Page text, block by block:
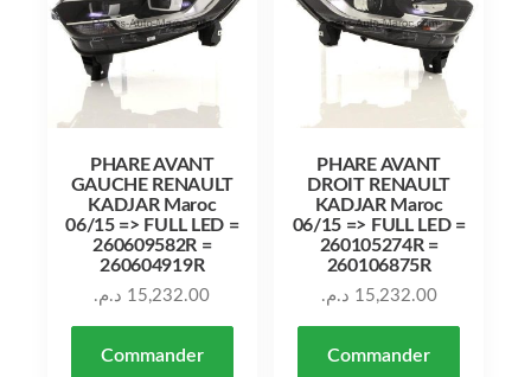
PHARE AVANT
GAUCHE RENAULT
KADJAR Maroc
06/15 => FULL LED =
260609582R =
260604919R
15,232.00 د.م.
Commander
PHARE AVANT
DROIT RENAULT
KADJAR Maroc
06/15 => FULL LED =
260105274R =
260106875R
15,232.00 د.م.
Commander